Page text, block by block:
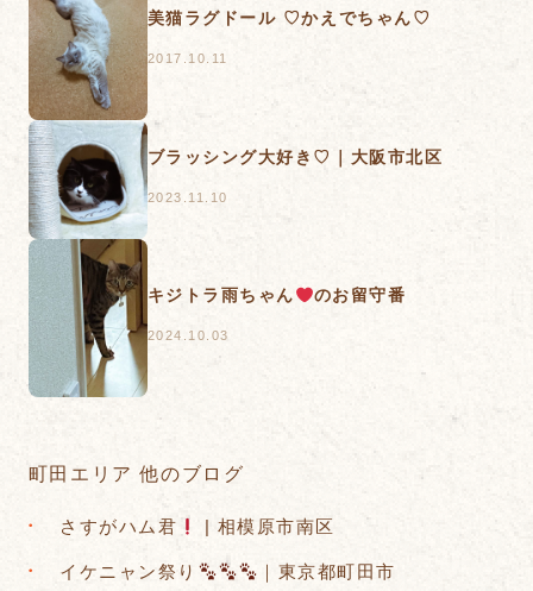
美猫ラグドール ♡かえでちゃん♡
2017.10.11
ブラッシング大好き♡｜大阪市北区
2023.11.10
キジトラ雨ちゃん のお留守番
2024.10.03
町田エリア 他のブログ
さすがハム君 | 相模原市南区
イケニャン祭り ｜東京都町田市